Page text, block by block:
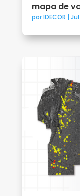
mapa de
porIDECOR | Jul